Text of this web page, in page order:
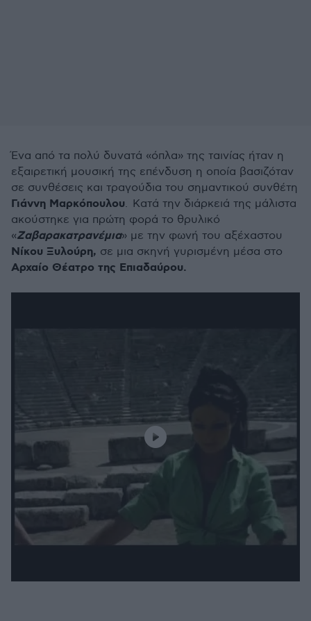
Ένα από τα πολύ δυνατά «όπλα» της ταινίας ήταν η
εξαιρετική μουσική της επένδυση η οποία βασιζόταν
σε συνθέσεις και τραγούδια του σημαντικού συνθέτη
Γιάννη Μαρκόπουλου. Κατά την διάρκειά της μάλιστα
ακούστηκε για πρώτη φορά το θρυλικό
«Ζαβαρακατρανέμια» με την φωνή του αξέχαστου
Νίκου Ξυλούρη, σε μια σκηνή γυρισμένη μέσα στο
Αρχαίο Θέατρο της Επιαδαύρου.